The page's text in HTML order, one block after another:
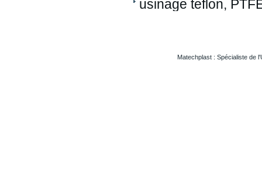
usinage teflon,
Matechplast : Spécialiste de